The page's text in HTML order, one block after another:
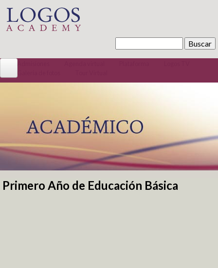
Formulario de búsqueda
Quiénes somos
Código convivencia
Tour Virtual
Bachillerato Internacional
Primero Año de Educación Básica